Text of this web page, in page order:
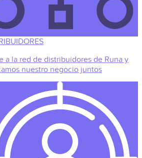
a la red de distribuidores de Runa y
nuestro negocio juntos